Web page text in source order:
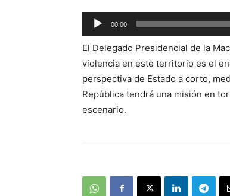
Reproductor
de
audio
00:00
El Delegado Presidencial de la
violencia en este territorio es el
perspectiva de Estado a corto,
República tendrá una misión en
escenario.